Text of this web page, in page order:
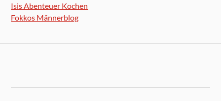
Isis Abenteuer Kochen
Fokkos Männerblog